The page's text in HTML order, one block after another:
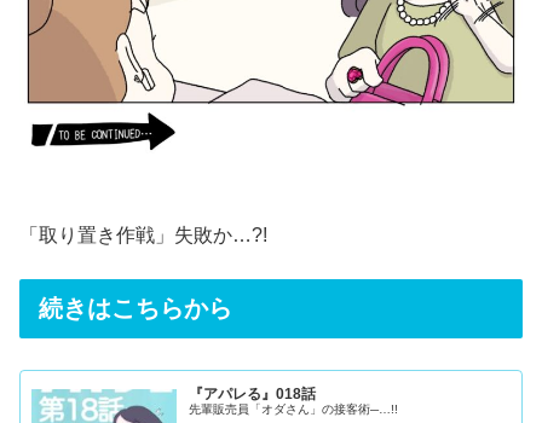
「取り置き作戦」失敗か…?!
続きはこちらから
『アパレる』018話
先輩販売員「オダさん」の接客術─…!!